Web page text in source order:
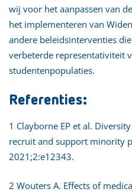
wij voor het aanpassen van
het implementeren van
andere beleidsinterventies
verbeterde representativiteit
studentenpopulaties.
Referenties:
1 Clayborne EP et al.
recruit and support minority
2021;2:e12343.
2 Wouters A. Effects of